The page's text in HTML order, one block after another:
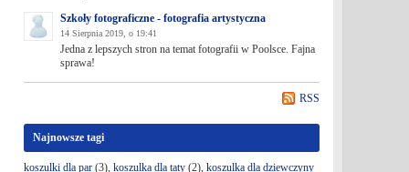
Szkoły fotograficzne - fotografia artystyczna
14 Sierpnia 2019, o 19:41
Jedna z lepszych stron na temat fotografii w Poolsce. Fajna
sprawa!
RSS
Najnowsze tagi
koszulki dla par(3), koszulka dla taty(2), koszulka dla dziewczyny